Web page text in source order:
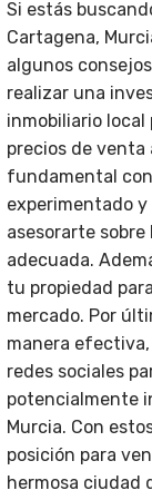
Si estás
Cartagena,
algunos
realizar una
inmobiliario local
precios de venta
fundamental
experimentado
asesorarte
adecuada.
tu propiedad
mercado. Por
manera
redes sociales
potencialmente
Murcia. Con
posición para
hermosa ciudad